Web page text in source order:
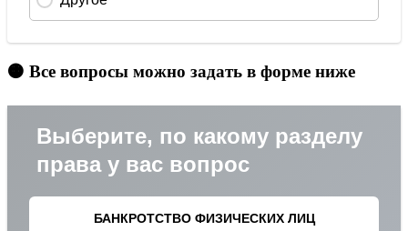
🟠 Все вопросы можно задать в форме ниже